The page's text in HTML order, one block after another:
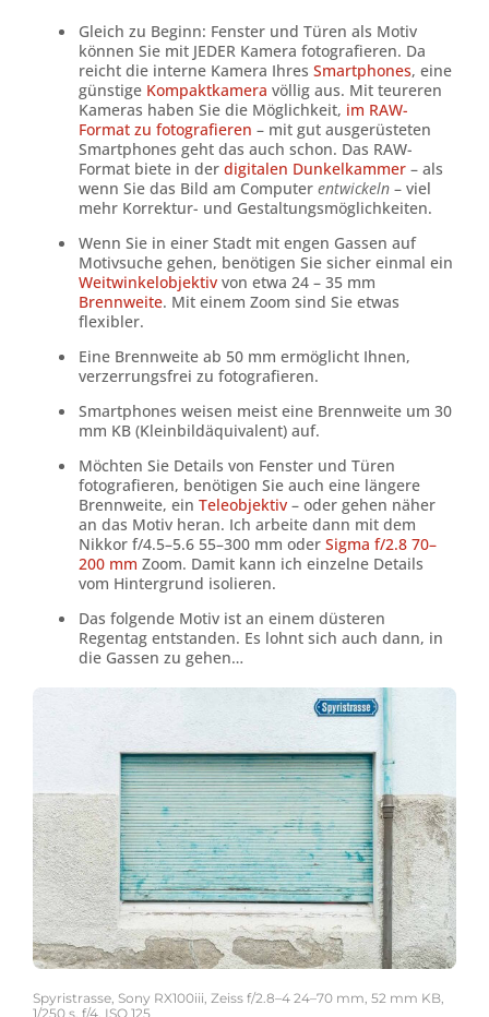
Gleich zu Beginn: Fenster und Türen als Motiv
können Sie mit JEDER Kamera fotografieren. Da
reicht die interne Kamera Ihres Smartphones, eine
günstige Kompaktkamera völlig aus. Mit teureren
Kameras haben Sie die Möglichkeit, im RAW-
Format zu fotografieren – mit gut ausgerüsteten
Smartphones geht das auch schon. Das RAW-
Format biete in der digitalen Dunkelkammer – als
wenn Sie das Bild am Computer entwickeln – viel
mehr Korrektur- und Gestaltungsmöglichkeiten.
Wenn Sie in einer Stadt mit engen Gassen auf
Motivsuche gehen, benötigen Sie sicher einmal ein
Weitwinkelobjektiv von etwa 24 – 35 mm
Brennweite. Mit einem Zoom sind Sie etwas
flexibler.
Eine Brennweite ab 50 mm ermöglicht Ihnen,
verzerrungsfrei zu fotografieren.
Smartphones weisen meist eine Brennweite um 30
mm KB (Kleinbildäquivalent) auf.
Möchten Sie Details von Fenster und Türen
fotografieren, benötigen Sie auch eine längere
Brennweite, ein Teleobjektiv – oder gehen näher
an das Motiv heran. Ich arbeite dann mit dem
Nikkor f/4.5–5.6 55–300 mm oder Sigma f/2.8 70–
200 mm Zoom. Damit kann ich einzelne Details
vom Hintergrund isolieren.
Das folgende Motiv ist an einem düsteren
Regentag entstanden. Es lohnt sich auch dann, in
die Gassen zu gehen…
Spyristrasse, Sony RX100iii, Zeiss f/2.8–4 24–70 mm, 52 mm KB,
1/250 s, f/4, ISO 125